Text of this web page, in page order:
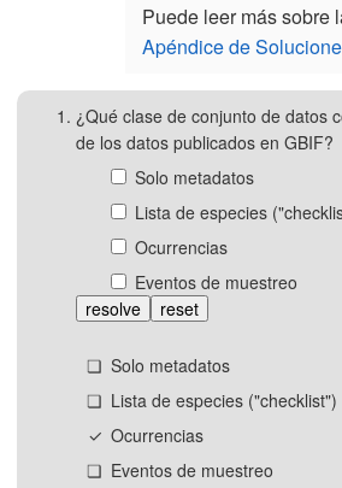
Puede leer más sobre
Apéndice de
¿Qué clase de conjunto de datos
de los datos publicados en GBIF?
Solo metadatos
Lista de especies
Ocurrencias
Eventos de muestreo
resolve
reset
Solo metadatos
Lista de especies ("checklist")
Ocurrencias
Eventos de muestreo